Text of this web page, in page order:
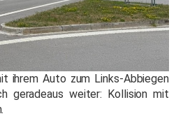
ihrem Auto zum Links-Abbiegen
geradeaus weiter: Kollision mit